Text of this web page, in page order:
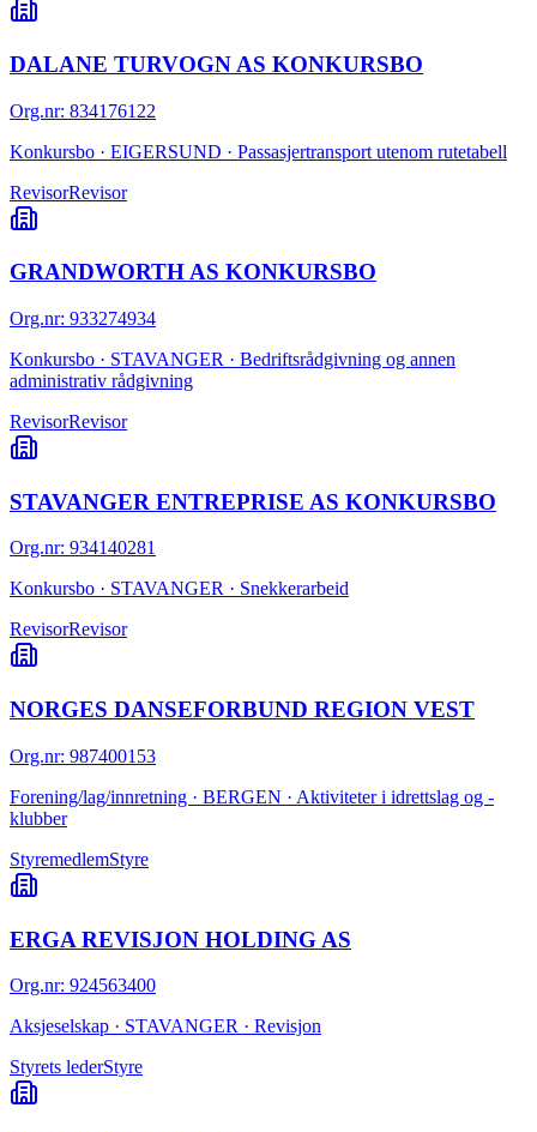
DALANE TURVOGN AS KONKURSBO
Org.nr: 834176122
Konkursbo · EIGERSUND · Passasjertransport utenom rutetabell
RevisorRevisor
GRANDWORTH AS KONKURSBO
Org.nr: 933274934
Konkursbo · STAVANGER · Bedriftsrådgivning og annen
administrativ rådgivning
RevisorRevisor
STAVANGER ENTREPRISE AS KONKURSBO
Org.nr: 934140281
Konkursbo · STAVANGER · Snekkerarbeid
RevisorRevisor
NORGES DANSEFORBUND REGION VEST
Org.nr: 987400153
Forening/lag/innretning · BERGEN · Aktiviteter i idrettslag og -
klubber
StyremedlemStyre
ERGA REVISJON HOLDING AS
Org.nr: 924563400
Aksjeselskap · STAVANGER · Revisjon
Styrets lederStyre